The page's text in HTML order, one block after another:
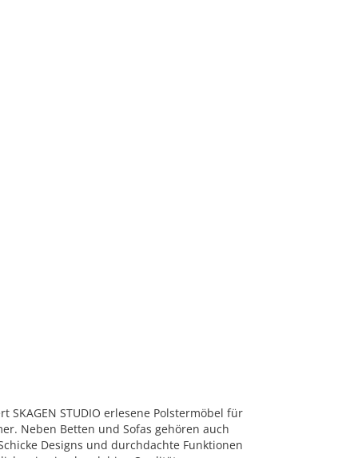
STUDIO erlesene Polstermöbel für
Neben Betten und Sofas gehören auch
Designs und durchdachte Funktionen